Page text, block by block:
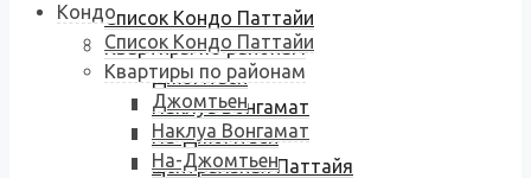
Список Кондо Паттайи
Квартиры по районам
Джомтьен
Наклуа Вонгамат
На-Джомтьен
Центральная Паттайя
Кондо
Список Кондо Паттайи
Квартиры по районам
Джомтьен
Наклуа Вонгамат
На-Джомтьен